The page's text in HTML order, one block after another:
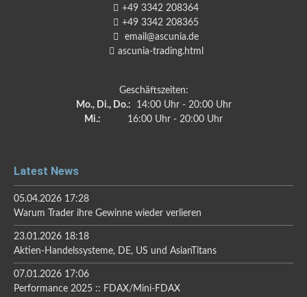
+49 3342 208364
+49 3342 208365
email@ascunia.de
ascunia-trading.html
Geschäftszeiten:
Mo., Di., Do.: 14:00 Uhr - 20:00 Uhr
Mi.:
16:00 Uhr - 20:00 Uhr
Latest News
05.04.2026 17:28
Warum Trader ihre Gewinne wieder verlieren
23.01.2026 18:18
Aktien-Handelssysteme, DE, US und AsianTitans
07.01.2026 17:06
Performance 2025 :: FDAX/Mini-FDAX